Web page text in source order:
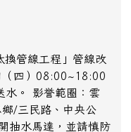
換管線工程」管線改
四）08:00~18:00
水。 影誉範圈：雲
/三民路、中央公
抽水馬達，並請慎防